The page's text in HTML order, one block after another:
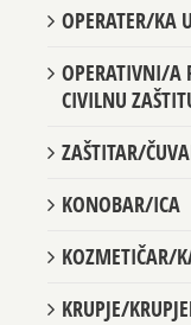
OPERATER/KA
OPERATIVNI/A
CIVILNU
ZAŠTITAR/
KONOBAR/ICA
KOZMETIČAR/
KRUPJE/